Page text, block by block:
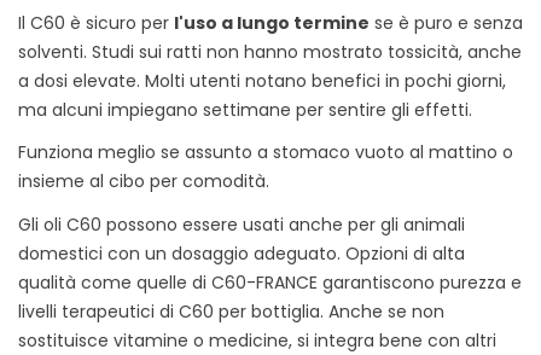
Il C60 è sicuro per l'uso a lungo termine se è puro e senza
solventi. Studi sui ratti non hanno mostrato tossicità, anche
a dosi elevate. Molti utenti notano benefici in pochi giorni,
ma alcuni impiegano settimane per sentire gli effetti.
Funziona meglio se assunto a stomaco vuoto al mattino o
insieme al cibo per comodità.
Gli oli C60 possono essere usati anche per gli animali
domestici con un dosaggio adeguato. Opzioni di alta
qualità come quelle di C60-FRANCE garantiscono purezza e
livelli terapeutici di C60 per bottiglia. Anche se non
sostituisce vitamine o medicine, si integra bene con altri